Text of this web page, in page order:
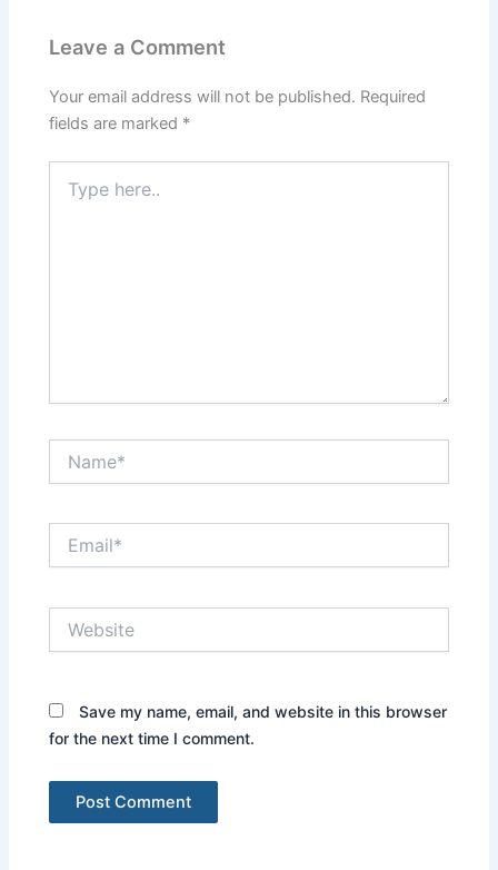
Leave a Comment
Your email address will not be published. Required
fields are marked *
here..
Save my name, email, and website in this browser
for the next time I comment.